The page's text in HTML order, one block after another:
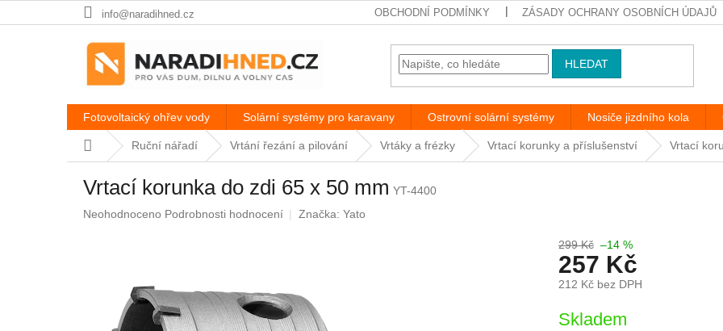
na
info@naradihned.cz OBCHODNÍ PODMÍNKY ZÁSADY OCHRANY OSOBNÍCH ÚDAJŮ
HLEDAT
Fotovoltaický ohřev vody Solární systémy pro karavany Ostrovní solární systémy Nosiče jizdního kola
Domů Ruční nářadí Vrtání řezání a pilování Vrtáky a frézky Vrtací korunky a příslušenství Vrtací
Vrtací korunka do zdi 65 x 50 mm YT-4400
Průměrné
hvězdiček.
Neohodnoceno Podrobnosti hodnocení Značka: Yato
299 Kč –14 %
257 Kč
212 Kč bez DPH
cena:
Skladem